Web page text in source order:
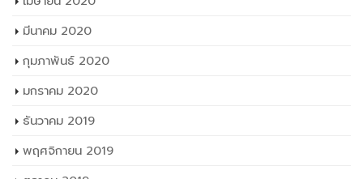
สิงหาคม 2020
กรกฎาคม 2020
มิถุนายน 2020
พฤษภาคม 2020
เมษายน 2020
มีนาคม 2020